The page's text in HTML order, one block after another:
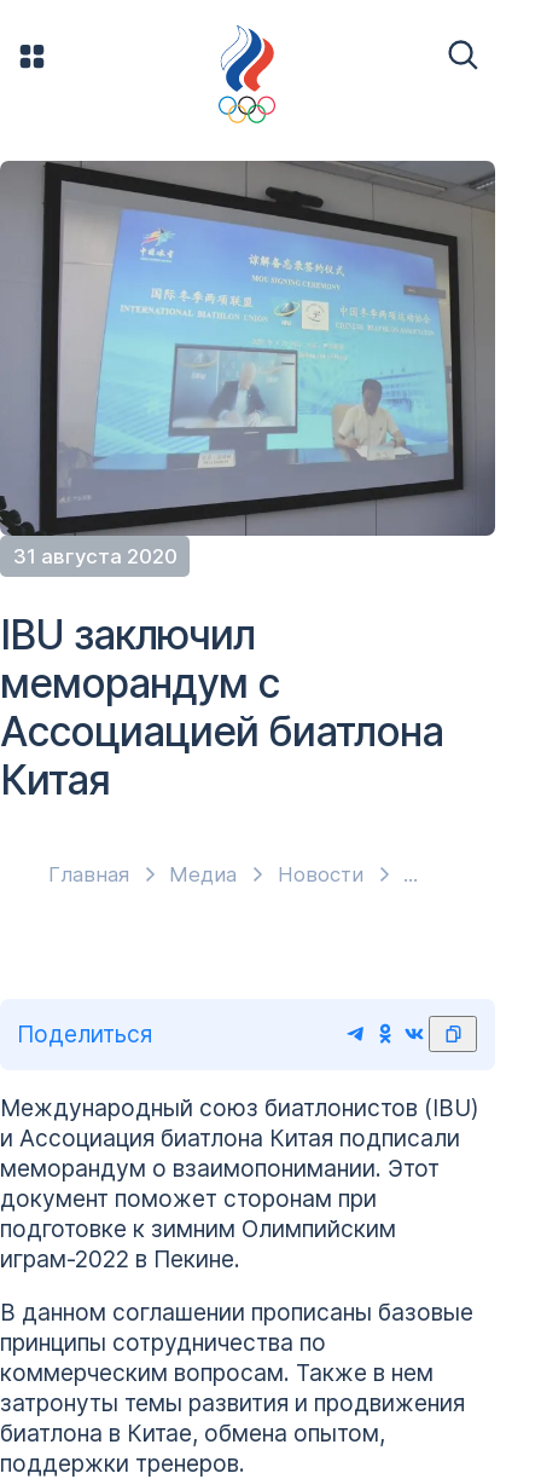
31 августа 2020
Главная Медиа Новости
IBU заключил
меморандум с
Ассоциацией биатлона
Китая
Поделиться
Международный союз биатлонистов (IBU)
и Ассоциация биатлона Китая подписали
меморандум о взаимопонимании. Этот
документ поможет сторонам при
подготовке к зимним Олимпийским
играм-2022 в Пекине.
В данном соглашении прописаны базовые
принципы сотрудничества по
коммерческим вопросам. Также в нем
затронуты темы развития и продвижения
биатлона в Китае, обмена опытом,
поддержки тренеров.